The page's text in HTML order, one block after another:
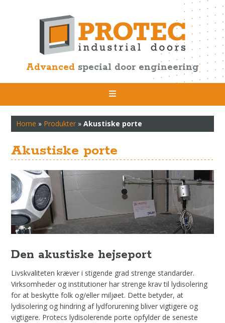
Advanced special door engineering
Home » Produkter »Akustiske porte
Akustiske porte
Den akustiske hejseport
Livskvaliteten kræver i stigende grad strenge standarder.
Virksomheder og institutioner har strenge krav til lydisolering
for at beskytte folk og/eller miljøet. Dette betyder, at
lydisolering og hindring af lydforurening bliver vigtigere og
vigtigere. Protecs lydisolerende porte opfylder de seneste